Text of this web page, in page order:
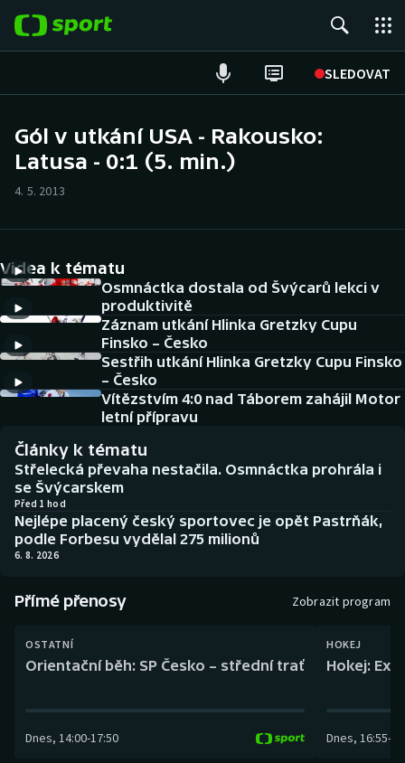
SLEDOVAT
Hokej
Cyklistika
DALŠÍ SPORTY
Americký fotbal
Baseball a softbal
Basketbal
Biatlon
Boby a skeleton
Box
Curling
NEPŘEHLÉDNĚTE
Historické návraty
Aplikace ČT sport
AZ kvíz
Gól v utkání USA - Rakousko:
Latusa - 0:1 (5. min.)
4. 5. 2013
Videa k tématu
Osmnáctka dostala od Švýcarů lekci v
produktivitě
Záznam utkání Hlinka Gretzky Cupu
Finsko – Česko
Sestřih utkání Hlinka Gretzky Cupu Finsko
– Česko
Vítězstvím 4:0 nad Táborem zahájil Motor
letní přípravu
Články k tématu
Střelecká převaha nestačila. Osmnáctka prohrála i
se Švýcarskem
Před 1 hod
Nejlépe placený český sportovec je opět Pastrňák,
podle Forbesu vydělal 275 milionů
6. 8. 2026
Přímé přenosy Zobrazit program
OSTATNÍ
Orientační běh: SP Česko – střední trať
Dnes, 14:00-17:50
HOKEJ
Hokej:
Dnes, 16:55-